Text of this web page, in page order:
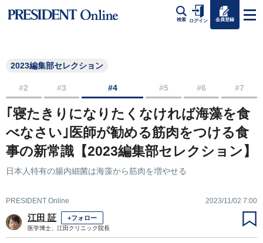
検索 ログイン 会員登録
2023編集部セレクション
#2 #3 #4 #5 #6 #7
｢寝たきりになりたくなければ海藻を食
べなさい｣医師が勧める筋肉をつける食
事の新常識【2023編集部セレクション】
日本人特有の腸内細菌は海藻から筋肉を増やせる
PRESIDENT Online 2023/11/02 7:00
江田 証 +フォロー
医学博士、江田クリニック院長